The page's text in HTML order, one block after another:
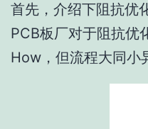
首先，介绍下阻抗优
PCB板厂对于阻抗优
How，但流程大同小